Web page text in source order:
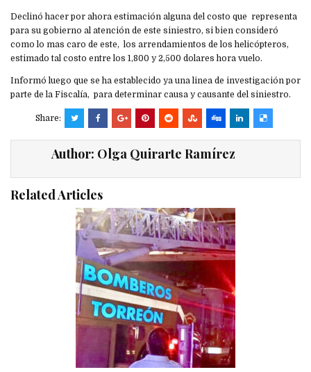
Declinó hacer por ahora estimación alguna del costo que representa
para su gobierno al atención de este siniestro, si bien consideró
como lo mas caro de este, los arrendamientos de los helicópteros,
estimado tal costo entre los 1,800 y 2,500 dolares hora vuelo.
Informó luego que se ha establecido ya una linea de investigación por
parte de la Fiscalía, para determinar causa y causante del siniestro.
Share:
Author: Olga Quirarte Ramírez
Related Articles